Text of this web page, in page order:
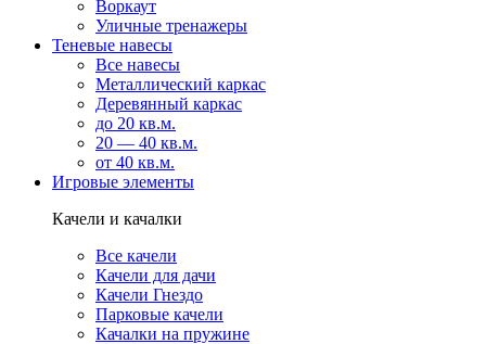
Воркаут
Уличные тренажеры
Теневые навесы
Все навесы
Металлический каркас
Деревянный каркас
до 20 кв.м.
20 — 40 кв.м.
от 40 кв.м.
Игровые элементы
Качели и качалки
Все качели
Качели для дачи
Качели Гнездо
Парковые качели
Качалки на пружине